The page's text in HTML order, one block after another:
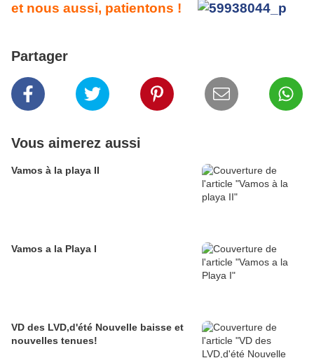
et nous aussi, patientons !
Partager
Vous aimerez aussi
Vamos à la playa II
Vamos a la Playa I
VD des LVD,d'été Nouvelle baisse et
nouvelles tenues!